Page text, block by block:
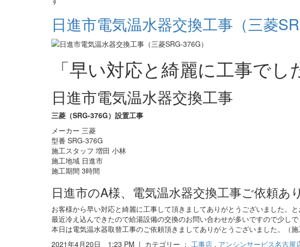
日進市電気温水器交換工事（三菱
「早い対応と綺麗に工事でし
日進市電気温水器交換工事
三菱（SRG-376G）設置工事
メーカー 三菱
型番 SRG-376G
施工スタッフ 増田 小林
施工地域 日進市
施工期間 3時間
日進市のA様、電気温水器交換工事ご依頼あ
お客様から早い対応と綺麗に工事して頂きましてありがとうございました。と
最近冷え込んできたので給湯設備の交換のお問い合わせが多いですので少しで
本日は電気温水器取替工事のご依頼頂きましてありがとうございました。（施
2021年4月20日 1:23 PM | カテゴリー ： 工事店 , アンシンサービス名古屋